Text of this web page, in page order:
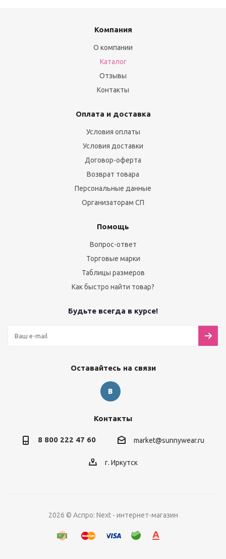
Компания
О компании
Каталог
Отзывы
Контакты
Оплата и доставка
Условия оплаты
Условия доставки
Договор-оферта
Возврат товара
Персональные данные
Организаторам СП
Помощь
Вопрос-ответ
Торговые марки
Таблицы размеров
Как быстро найти товар?
Будьте всегда в курсе!
Оставайтесь на связи
Контакты
8 800 222 47 60 market@sunnywear.ru
г. Иркутск
2026 © Аспро: Next - интернет-магазин